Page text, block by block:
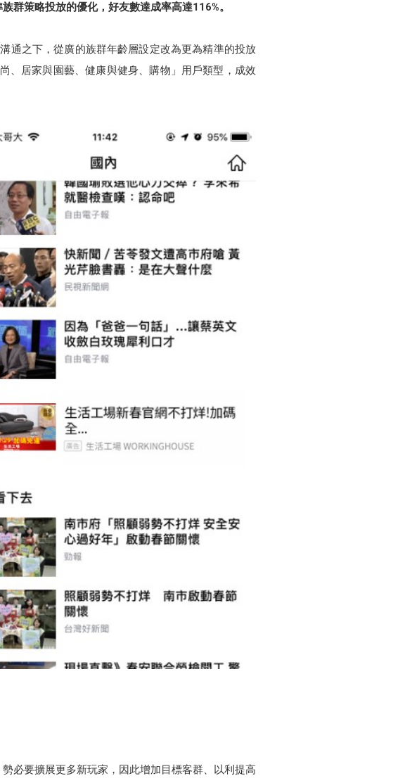
群策略投放的優化，好友數達成率高達116%。
通之下，從廣的族群年齡層設定改為更為精準的投放
、居家與園藝、健康與健身、購物」用戶類型，成效
必要擴展更多新玩家，因此增加目標客群、以利提高